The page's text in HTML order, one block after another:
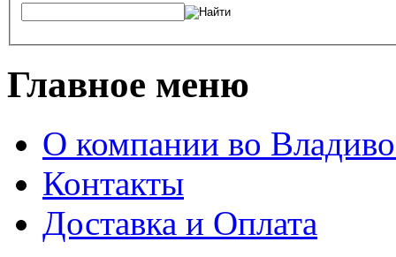
Главное меню
О компании во
Контакты
Доставка и Оплата